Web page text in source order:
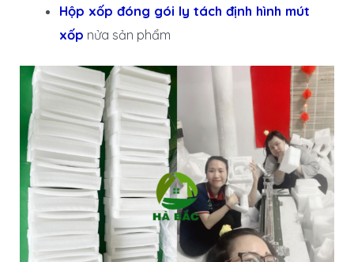
Hộp xốp đóng gói ly tách định hình mút
xốp nửa sản phẩm